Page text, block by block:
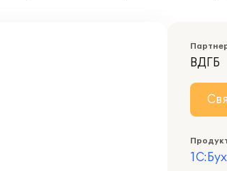
ВДГБ